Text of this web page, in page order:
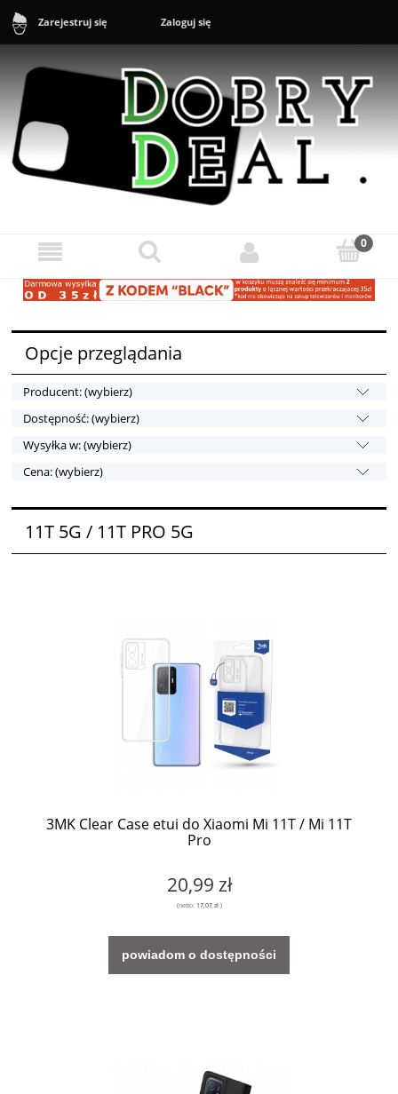
Zarejestruj się Zaloguj się
Sklep: +48 888 43 16 16 (10-20) Zgłoszenia reklamacyjne i zwroty:
+48 888 43 17 17 (11-17)
Opcje przeglądania
Producent: (wybierz)
Dostępność: (wybierz)
Wysyłka w: (wybierz)
Cena: (wybierz)
11T 5G / 11T PRO 5G
3MK Clear Case etui do Xiaomi Mi 11T / Mi 11T
Pro
20,99 zł
(netto: 17,07 zł)
powiadom o dostępności